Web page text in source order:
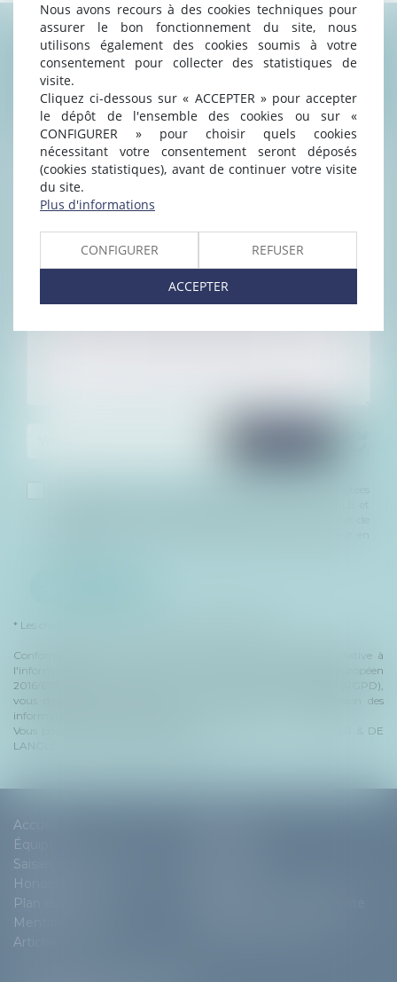
CONTACTER CLÉMENT
BANCON
informatiquement par le Cabinet GUERRIER & DE LANGLE et
* Les champs suivis d'un astérisque sont obligatoires.
Conformément à la loi n°78-17 du 6 janvier 1978 modifiée relative à
l'informatique, aux fichiers et aux libertés, et au règlement européen
2016/679, dit Règlement Général sur la Protection des Données (RGPD),
vous disposez d'un droit d'accès, de rectification, de suppression des
informations qui vous concernent.
Vous pouvez exercer vos droits en vous adressant à : GUERRIER & DE
LANGLE - 57 Rue de Passy 75016 PARIS
Accueil
Équipe
Saisies immobilières
Honoraires
Plan du site
Mentions légales
Articles
Nous avons recours à des cookies techniques pour
assurer le bon fonctionnement du site, nous
utilisons également des cookies soumis à votre
consentement pour collecter des statistiques de
visite.
Cliquez ci-dessous sur « ACCEPTER » pour accepter
le dépôt de l'ensemble des cookies ou sur «
CONFIGURER » pour choisir quels cookies
nécessitant votre consentement seront déposés
(cookies statistiques), avant de continuer votre visite
du site.
Plus d'informations
CONFIGURER REFUSER
ACCEPTER